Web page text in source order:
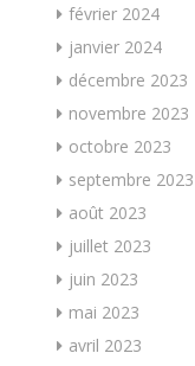
février 2024
janvier 2024
décembre 2023
novembre 2023
octobre 2023
septembre 2023
août 2023
juillet 2023
juin 2023
mai 2023
avril 2023